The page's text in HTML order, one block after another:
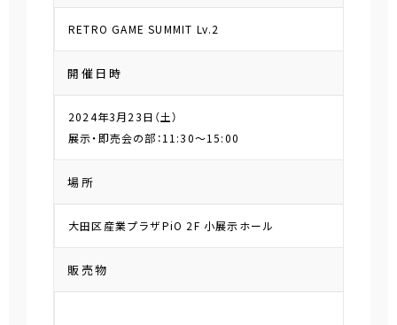
RETRO GAME SUMMIT Lv.2
開催日時
2024年3月23日（土）
展示・即売会の部：11:30～15:00
場所
大田区産業プラザPiO 2F 小展示ホール
販売物